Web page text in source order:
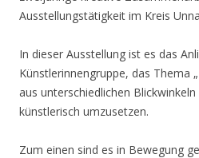
Ausstellungstätigkeit im Kreis
In dieser Ausstellung ist es das
Künstlerinnengruppe, das Thema
aus unterschiedlichen
künstlerisch umzusetzen.
Zum einen sind es in Bewegung